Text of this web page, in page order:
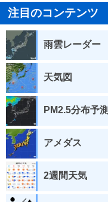
注目のコンテンツ
雨雲レーダー
天気図
PM2.5分布予測
アメダス
2週間天気